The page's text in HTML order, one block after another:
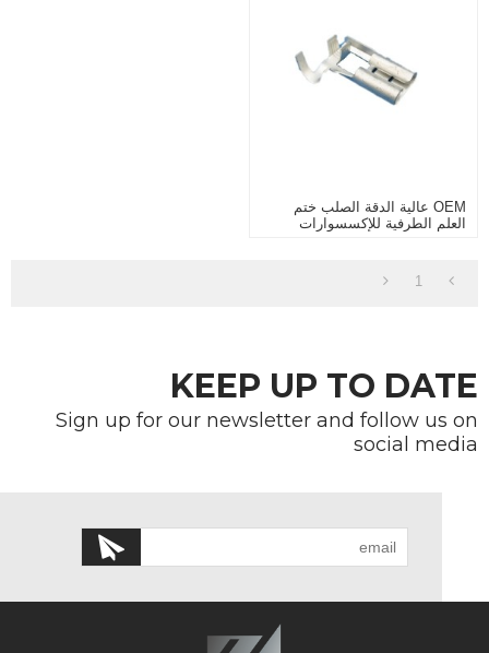
OEM عالية الدقة الصلب ختم
العلم الطرفية للإكسسوارات
1
KEEP UP TO DATE
Sign up for our newsletter and follow us on
social media